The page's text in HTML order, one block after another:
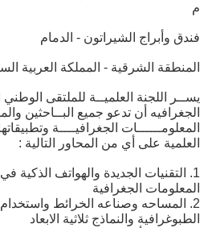
م
فندق وأبراج الشيراتون - الدمام
المنطقة الشرقية - المملكة العربية
يســر اللجنة العلميــة للملتقى
الجغرافيه أن تدعو جميع البــاحثين
المعلومــــــات الجغرافيــــة
العلمية على أي من المحاور التالية :
1. التقنيات الجديدة والهواتف
المعلومات الجغرافية
2. المساحه وصناعه الخرائط واستخدام
الطبوغرافية والنماذج ثلاثية الابعاد